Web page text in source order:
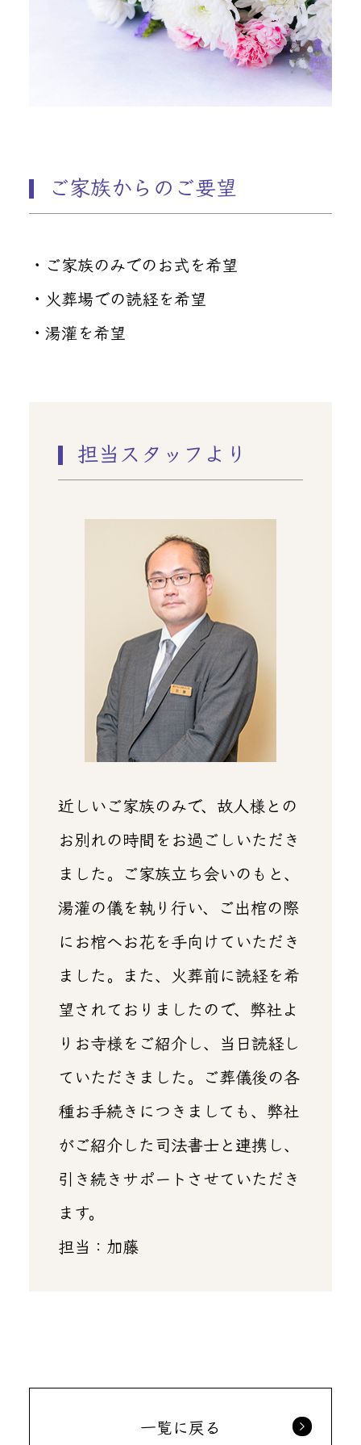
ご家族からのご要望
・ご家族のみでのお式を希望
・火葬場での読経を希望
・湯灌を希望
担当スタッフより
近しいご家族のみで、故人様との
お別れの時間をお過ごしいただき
ました。ご家族立ち会いのもと、
湯灌の儀を執り行い、ご出棺の際
にお棺へお花を手向けていただき
ました。また、火葬前に読経を希
望されておりましたので、弊社よ
りお寺様をご紹介し、当日読経し
ていただきました。ご葬儀後の各
種お手続きにつきましても、弊社
がご紹介した司法書士と連携し、
引き続きサポートさせていただき
ます。
担当：加藤
一覧に戻る